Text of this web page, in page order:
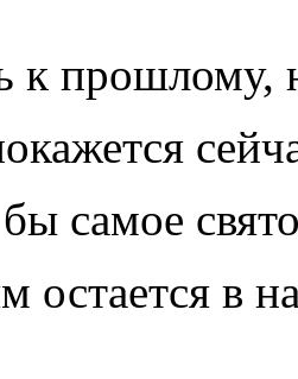
к прошлому,
самое
остается в